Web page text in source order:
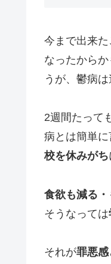
今まで出来
なったから
うが、鬱病は
2週間たって
病とは簡単
校を休みがち
食欲も減る
そうなっては
それが罪悪